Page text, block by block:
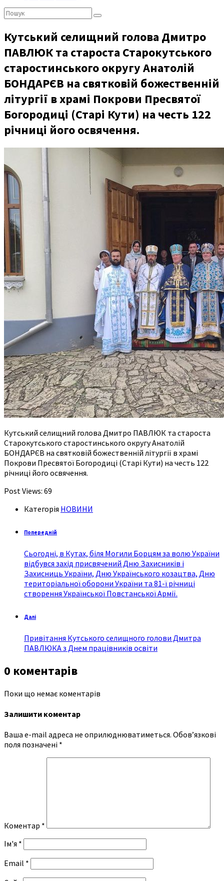
Пошук:
Кутський селищний голова Дмитро
ПАВЛЮК та староста Старокутського
старостинського округу Анатолій
БОНДАРЄВ на святковій божественній
літургії в храмі Покрови Пресвятої
Богородиці (Старі Кути) на честь 122
річниці його освячення.
Кутський селищний голова Дмитро ПАВЛЮК та староста
Старокутського старостинського округу Анатолій
БОНДАРЄВ на святковій божественній літургії в храмі
Покрови Пресвятої Богородиці (Старі Кути) на честь 122
річниці його освячення.
Post Views: 69
Категорія НОВИНИ
Попередній
Сьогодні, в Кутах, біля Могили Борцям за волю України
відбувся захід присвячений Дню Захисників і
Захисниць України, Дню Українського козацтва, Дню
територіальної оборони України та 81-ї річниці
створення Української Повстанської Армії.
Далі
Привітання Кутського селищного голови Дмитра
ПАВЛЮКА з Днем працівників освіти
0 коментарів
Поки що немає коментарів
Залишити коментар
Ваша e-mail адреса не оприлюднюватиметься. Обов’язкові
поля позначені *
Коментар *
Ім'я *
Email *